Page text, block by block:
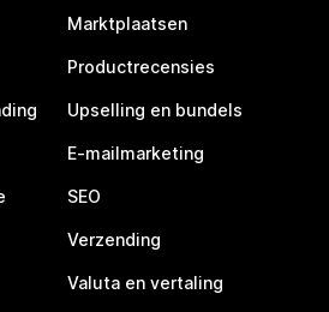
Marktplaatsen
Productrecensies
Upselling en bundels
E-mailmarketing
SEO
Verzending
Valuta en vertaling